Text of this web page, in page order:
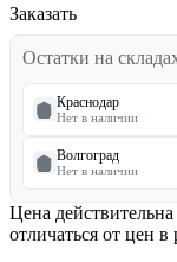
Заказать
Остатки на
Краснодар
Нет в наличии
Волгоград
Нет в наличии
Цена
отличаться от цен